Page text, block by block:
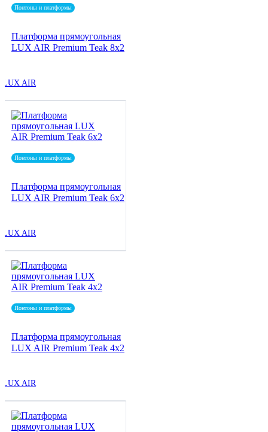
Понтоны и платформы
Платформа прямоугольная
LUX AIR Premium Teak 8x2
LUX AIR
Понтоны и платформы
Платформа прямоугольная
LUX AIR Premium Teak 6x2
LUX AIR
Понтоны и платформы
Платформа прямоугольная
LUX AIR Premium Teak 4x2
LUX AIR